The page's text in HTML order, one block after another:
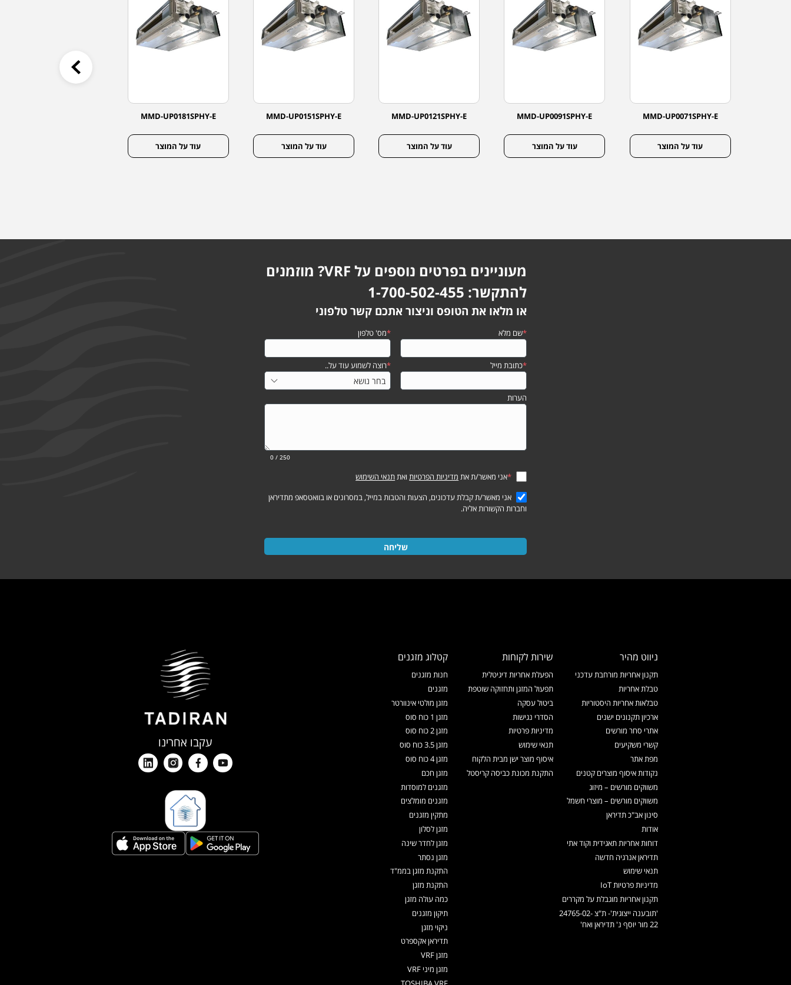
MMD-UP0071SPHY-E
עוד על המוצר
MMD-UP0091SPHY-E
עוד על המוצר
MMD-UP0121SPHY-E
עוד על המוצר
MMD-UP0151SPHY-E
עוד על המוצר
MMD-UP0181SPHY-E
עוד על המוצר
מעוניינים בפרטים נוספים על VRF? מוזמנים
להתקשר: 1-700-502-455
או מלאו את הטופס וניצור אתכם קשר טלפוני
*שם מלא *מס' טלפון
*כתובת מייל *רוצה לשמוע עוד על..
הערות
0 / 250
*אני מאשר/ת את מדיניות הפרטיות ואתתנאי השימוש
אני מאשר/ת קבלת עדכונים, הצעות והטבות במייל, במסרונים או בוואטסאפ מתדיראן
וחברות הקשורות אליה.
שליחה
ניווט מהיר
תקנון אחריות מורחבת עדכני
טבלת אחריות
טבלאות אחריות היסטוריות
ארכיון תקנונים ישנים
אתרי סחר מורשים
קשרי משקיעים
מפת אתר
נקודות איסוף מוצרים קטנים
משווקים מורשים – מיזוג
משווקים מורשים – מוצרי חשמל
סינון אב"כ תדיראן
אודות
דוחות אחריות תאגידית וקוד אתי
תדיראן אנרגיה חדשה
תנאי שימוש
מדיניות פרטיות IoT
תקנון אחריות מוגבלת על מקררים
'תובענה ייצוגית'- ת"צ 24765-02-
22 מור יוסף נ' תדיראן ואח'
שירות לקוחות
הפעלת אחריות דיגיטלית
תפעול המזגן ותחזוקה שוטפת
ביטול עסקה
הסדרי נגישות
מדיניות פרטיות
תנאי שימוש
איסוף מוצר ישן מבית הלקוח
התקנת מכונת כביסה קריסטל
קטלוג מזגנים
חנות מזגנים
מזגנים
מזגן מולטי אינוורטר
מזגן 1 כוח סוס
מזגן 2 כוח סוס
מזגן 3.5 כוח סוס
מזגן 4 כוח סוס
מזגן חכם
מזגנים למוסדות
מזגנים מומלצים
מתקין מזגנים
מזגן לסלון
מזגן לחדר שינה
מזגן נסתר
התקנת מזגן בממ"ד
התקנת מזגן
כמה עולה מזגן
תיקון מזגנים
ניקוי מזגן
תדיראן אקספרט
מזגן VRF
מזגן מיני VRF
עקבו אחרינו